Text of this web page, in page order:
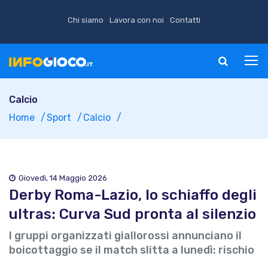
Chi siamo Lavora con noi Contatti
Calcio
Home
Sport Calcio
Giovedì, 14 Maggio 2026
Derby Roma-Lazio, lo schiaffo degli
ultras: Curva Sud pronta al silenzio
I gruppi organizzati giallorossi annunciano il
boicottaggio se il match slitta a lunedì: rischio